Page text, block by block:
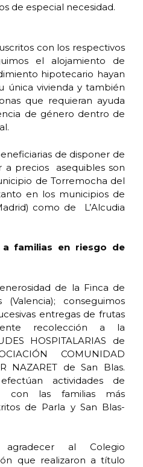
de especial necesidad.
con los respectivos
el alojamiento de
hipotecario hayan
única vivienda y también
que requieran ayuda
de género dentro de
de disponer de
a precios asequibles son
de Torremocha del
en los municipios de
como de L’Alcudia
a familias en riesgo de
de la Finca de
conseguimos
entregas de frutas
recolección a la
HOSPITALARIAS de
COMUNIDAD
NAZARET de San Blas.
actividades de
con las familias más
de Parla y San Blas-
agradecer al Colegio
que realizaron a título